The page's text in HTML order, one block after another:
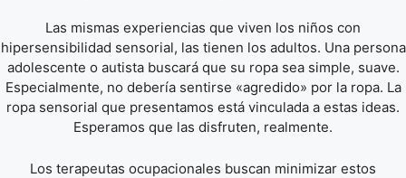
Las mismas experiencias que viven los niños con
hipersensibilidad sensorial, las tienen los adultos. Una persona
adolescente o autista buscará que su ropa sea simple, suave.
Especialmente, no debería sentirse «agredido» por la ropa. La
ropa sensorial que presentamos está vinculada a estas ideas.
Esperamos que las disfruten, realmente.
Los terapeutas ocupacionales buscan minimizar estos